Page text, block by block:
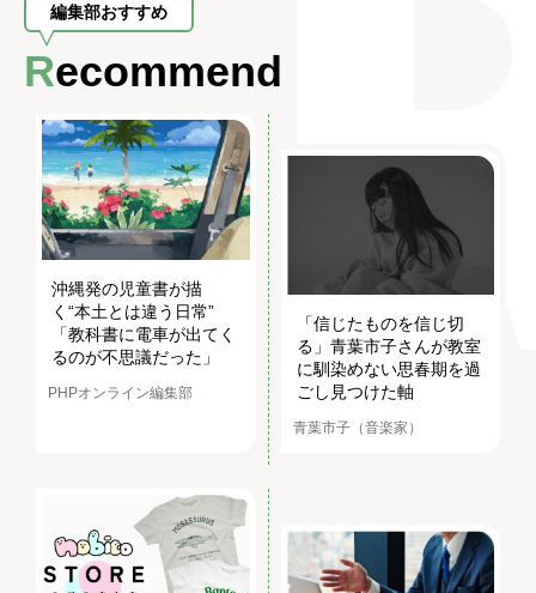
編集部おすすめ
Recommend
沖縄発の児童書が描
く“本土とは違う日常”
「教科書に電車が出てく
るのが不思議だった」
PHPオンライン編集部
「信じたものを信じ切
る」青葉市子さんが教室
に馴染めない思春期を過
ごし見つけた軸
青葉市子（音楽家）